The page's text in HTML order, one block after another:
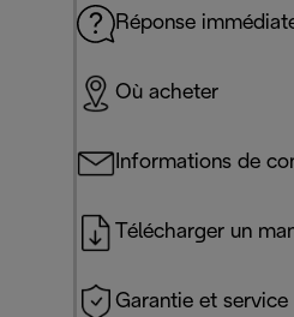
Réponse
Où acheter
Informations de
Télécharger un
Garantie et service